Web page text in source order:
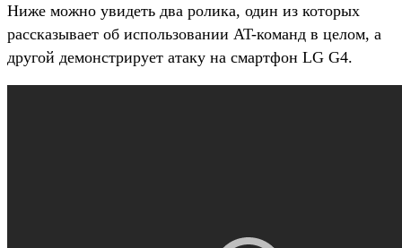
Ниже можно увидеть два ролика, один из которых
рассказывает об использовании AT-команд в целом, а
другой демонстрирует атаку на смартфон LG G4.